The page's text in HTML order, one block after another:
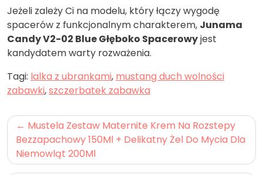
Jeżeli zależy Ci na modelu, który łączy wygodę
spacerów z funkcjonalnym charakterem, Junama
Candy V2-02 Blue Głęboko Spacerowyjest
kandydatem warty rozważenia.
Tagi: lalka z ubrankami, mustang duch wolności
zabawki,szczerbatek zabawka
Nawigacja
wpisu
Mustela Zestaw Maternite Krem Na Rozstepy
Bezzapachowy 150Ml + Delikatny Żel Do Mycia Dla
Niemowląt 200Ml